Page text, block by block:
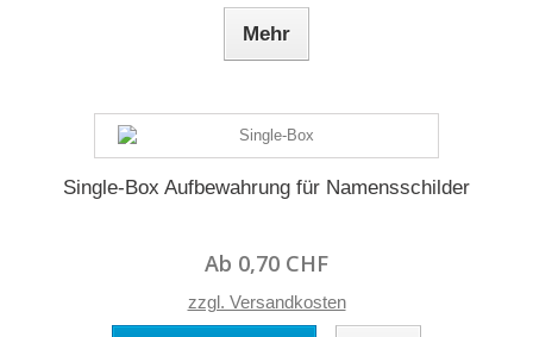
Mehr
Single-Box Aufbewahrung für Namensschilder
Ab 0,70 CHF
zzgl. Versandkosten